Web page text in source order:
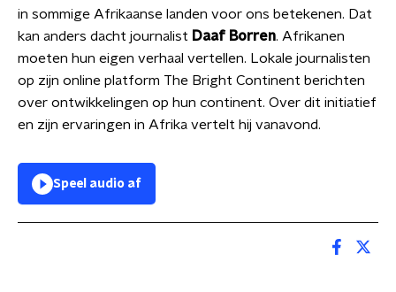
in sommige Afrikaanse landen voor ons betekenen. Dat
kan anders dacht journalist Daaf Borren. Afrikanen
moeten hun eigen verhaal vertellen. Lokale journalisten
op zijn online platform The Bright Continent berichten
over ontwikkelingen op hun continent. Over dit initiatief
en zijn ervaringen in Afrika vertelt hij vanavond.
Speel audio af